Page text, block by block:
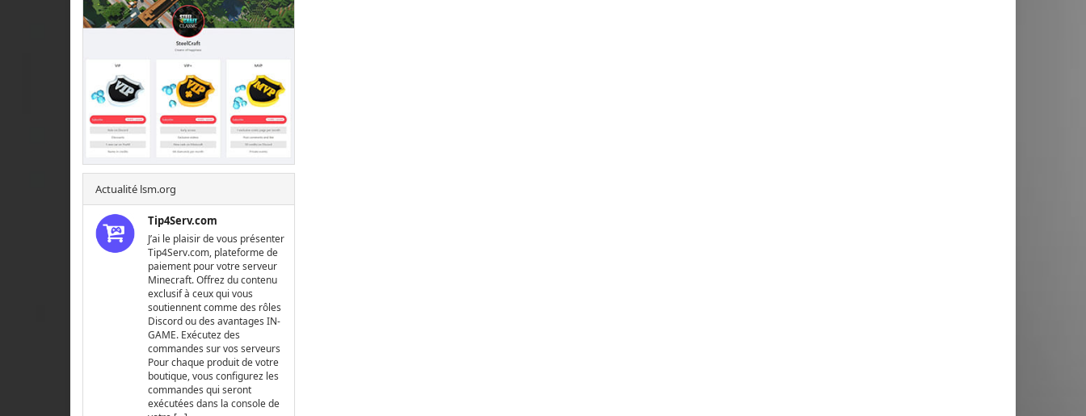
Actualité lsm.org
Tip4Serv.com
J’ai le plaisir de vous présenter
Tip4Serv.com, plateforme de
paiement pour votre serveur
Minecraft. Offrez du contenu
exclusif à ceux qui vous
soutiennent comme des rôles
Discord ou des avantages IN-
GAME. Exécutez des
commandes sur vos serveurs
Pour chaque produit de votre
boutique, vous configurez les
commandes qui seront
exécutées dans la console de